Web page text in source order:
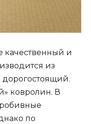
качественный и
из
дорогостоящий.
ковролин. В
по